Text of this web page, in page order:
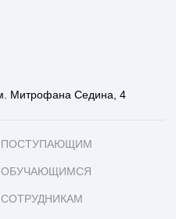
Митрофана Седина, 4
ПОСТУПАЮЩИМ
ОБУЧАЮЩИМСЯ
СОТРУДНИКАМ